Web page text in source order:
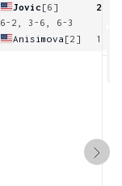
Jovic [6]
2
6-2, 3-6, 6-3
Anisimova [2] 1